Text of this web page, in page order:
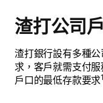
渣打公司
渣打銀行設有多種
求，客戶就需支付
戶口的最低存款要求